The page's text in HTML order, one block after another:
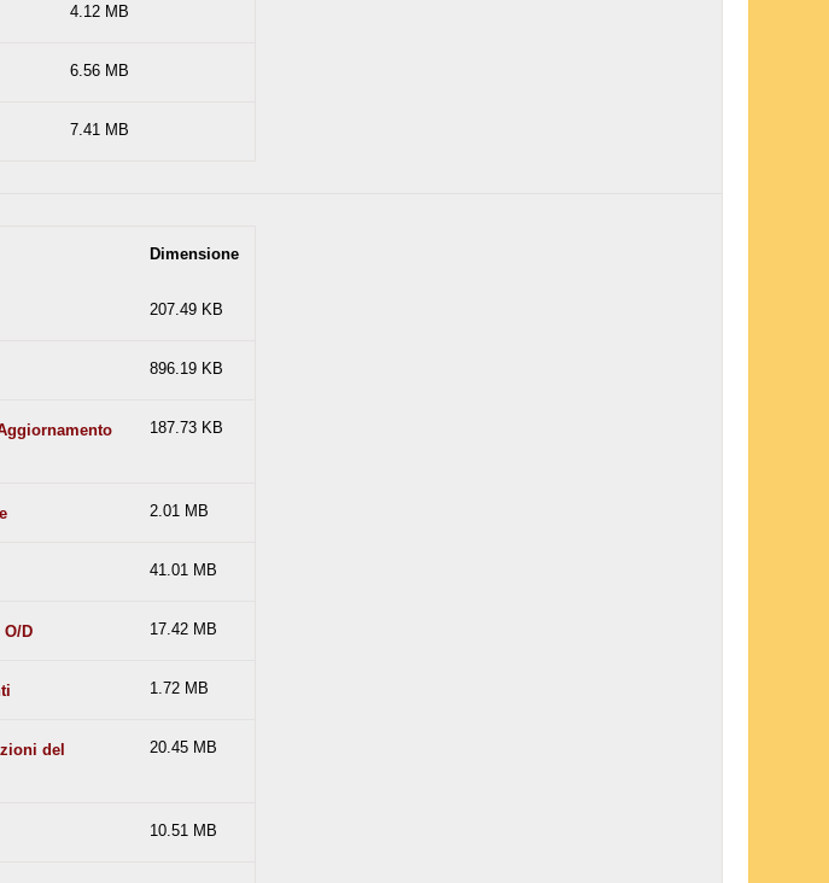
4.12 MB
6.56 MB
7.41 MB
Dimensione
207.49 KB
896.19 KB
187.73 KB
2.01 MB
41.01 MB
D 17.42 MB
1.72 MB
del
20.45 MB
10.51 MB